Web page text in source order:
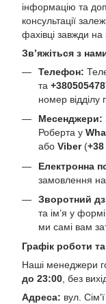
інформацію та
консультації
фахівці завжди на
Зв’яжіться з
Телефон:
та
номер відділу
Месенджери:
Роберта у
або Viber(
Електронна
замовлення на
Зворотний
та ім’я у
ми самі вам
Графік роботи
Наші менеджери
до 23:00, без
Адреса: вул.